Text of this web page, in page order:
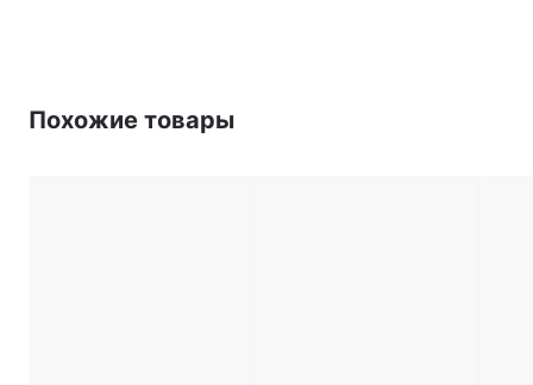
Похожие товары